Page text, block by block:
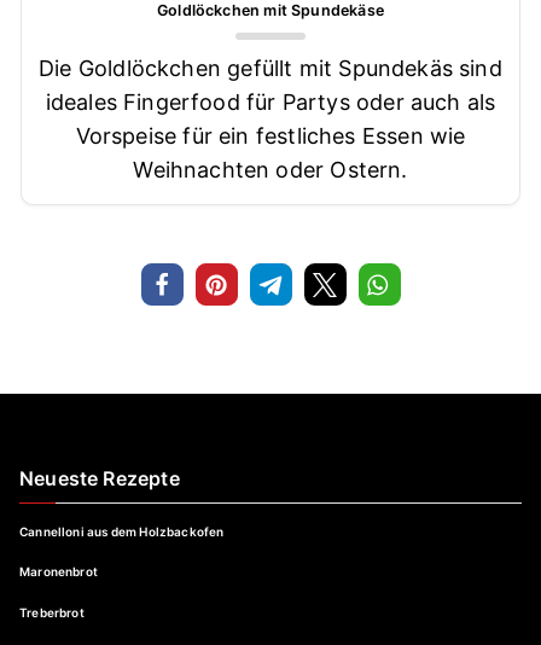
Goldlöckchen mit Spundekäse
Die Goldlöckchen gefüllt mit Spundekäs sind
ideales Fingerfood für Partys oder auch als
Vorspeise für ein festliches Essen wie
Weihnachten oder Ostern.
Neueste Rezepte
Cannelloni aus dem Holzbackofen
Maronenbrot
Treberbrot